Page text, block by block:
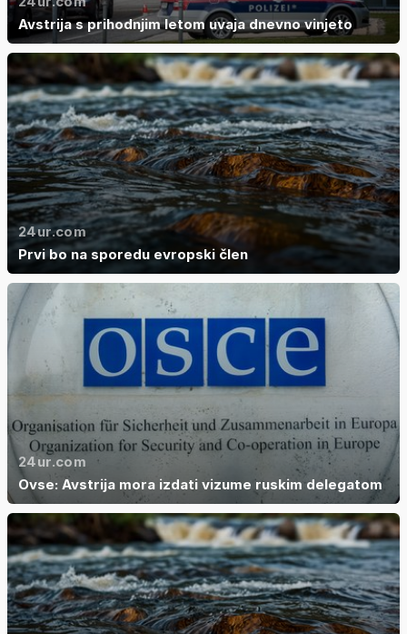
Avstrija s prihodnjim letom uvaja dnevno vinjeto
24ur.com
Prvi bo na sporedu evropski člen
24ur.com
Ovse: Avstrija mora izdati vizume ruskim delegatom